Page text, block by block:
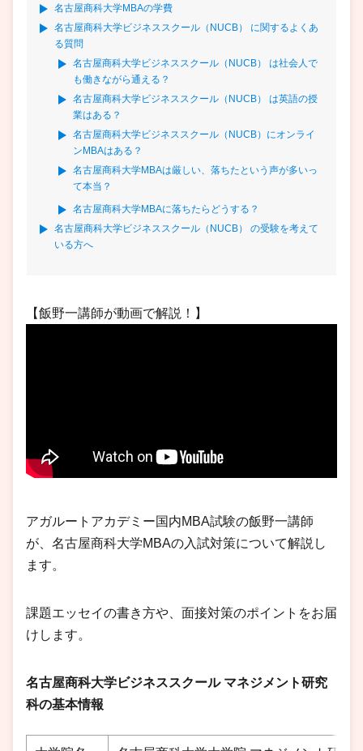
名古屋商科大学MBAの学費
名古屋商科大学ビジネススクール（NUCB） に関するよくあ
る質問
名古屋商科大学ビジネススクール（NUCB） は社会人で
も働きながら通える？
名古屋商科大学ビジネススクール（NUCB） は英語の授
業はある？
名古屋商科大学ビジネススクール（NUCB）にオンライ
ンMBAはある？
名古屋商科大学MBAは厳しい、落ちたという声が多いっ
て本当？
名古屋商科大学MBAに落ちたらどうする？
名古屋商科大学ビジネススクール（NUCB） の受験を考えて
いる方へ
【飯野一講師が動画で解説！】
アガルートアカデミー国内MBA試験の飯野一講師
が、名古屋商科大学MBAの入試対策について解説し
ます。
課題エッセイの書き方や、面接対策のポイントをお届
けします。
名古屋商科大学ビジネススクール マネジメント研究
科の基本情報